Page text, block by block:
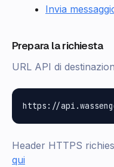
Invia
Prepara la richiesta
URL API di
Header HTTPS
qui